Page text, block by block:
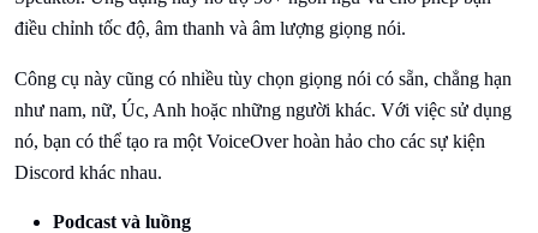
điều chỉnh tốc độ, âm thanh và âm lượng giọng nói.
Công cụ này cũng có nhiều tùy chọn giọng nói có sẵn, chẳng hạn
như nam, nữ, Úc, Anh hoặc những người khác. Với việc sử dụng
nó, bạn có thể tạo ra một VoiceOver hoàn hảo cho các sự kiện
Discord khác nhau.
Podcast và luồng